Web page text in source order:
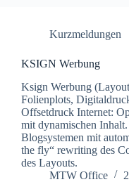
Kurzmeldungen
KSIGN Werbung
Ksign Werbung
Folienplots,
Offsetdruck Internet:
mit dynamischen
Blogsystemen mit
the fly“ rewriting des
des Layouts.
MTW Office